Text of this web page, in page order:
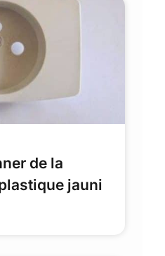
de la
jauni